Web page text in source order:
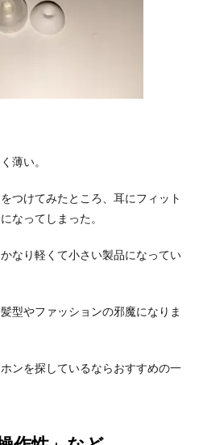
薄い。
つけてみたところ、耳にフィット
なってしまった。
なり軽くて小さい製品になってい
型やファッションの邪魔になりま
ンを探しているならおすすめの一